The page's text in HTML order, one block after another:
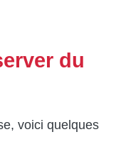
du
voici quelques